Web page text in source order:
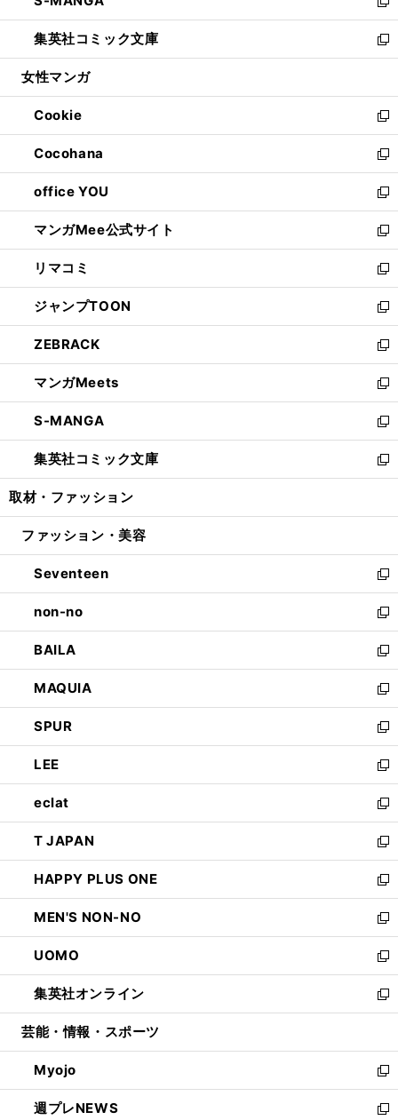
開
く
ウ
で
開
ン
ド
ウ
開
く
い
ウ
ィ
ン
ウ
で
開
く
新
し
い
ウ
ン
ド
ウ
で
開
く
集英社コミック文庫
新
し
ウ
ィ
ン
ド
ウ
で
開
く
女性マンガ
Cookie
新
し
い
ウ
ィ
ン
ド
ウ
で
開
く
Cocohana
新
し
い
ウ
ィ
ン
ド
ウ
で
開
く
office YOU
新
し
い
ウ
ィ
ン
ド
ウ
で
開
く
マンガMee公式サイト
新
し
い
ウ
ィ
ン
ド
ウ
で
開
く
リマコミ
新
し
い
ウ
ィ
ン
ド
ウ
で
開
く
ジャンプTOON
新
し
い
ウ
ィ
ン
ド
ウ
で
開
ZEBRACK
新
し
い
ウ
ィ
ン
ド
ウ
開
マンガMeets
新
し
い
ウ
ィ
ン
ウ
開
く
S-MANGA
新
し
い
ウ
ン
ウ
で
開
く
集英社コミック文庫
新
し
ウ
ン
ド
ウ
で
開
く
取材・ファッション
ファッション・美容
Seventeen
新
し
い
ウ
ィ
ン
ド
ウ
で
開
く
non-no
新
し
い
ウ
ィ
ン
ド
ウ
で
開
く
BAILA
新
し
い
ウ
ィ
ン
ド
ウ
で
開
く
MAQUIA
新
し
い
ウ
ィ
ン
ド
ウ
で
開
く
SPUR
新
し
い
ウ
ィ
ン
ド
ウ
で
開
く
LEE
新
し
い
ウ
ィ
ン
ド
ウ
で
開
く
eclat
新
し
い
ウ
ィ
ン
ド
ウ
で
開
く
T JAPAN
新
し
い
ウ
ィ
ン
ド
ウ
で
開
HAPPY PLUS ONE
新
し
い
ウ
ィ
ン
ド
ウ
開
く
MEN'S NON-NO
新
し
い
ウ
ィ
ン
ウ
で
開
く
UOMO
新
し
い
ウ
ン
ド
ウ
で
集英社オンライン
新
し
ウ
ィ
ン
ド
芸能・情報・スポーツ
Myojo
新
し
い
週プレNEWS
新